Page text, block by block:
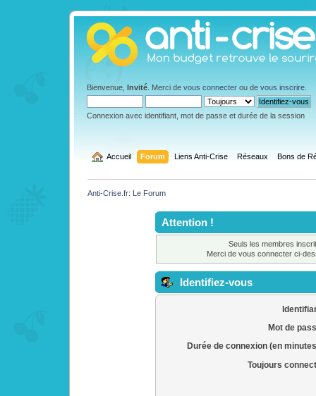
Bienvenue, Invité . Merci de vous connecter ou de vous inscrire
Connexion avec identifiant, mot de passe et durée de la session
Accueil Forum Liens Anti-Crise Réseaux Bons de
Anti-Crise.fr: Le Forum
Attention !
Seuls les membres
Merci de vous connecter ci-
Identifiez-vous
Mot de
Durée de connexion (en
Toujours